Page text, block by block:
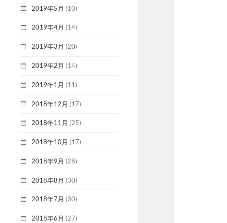
2019年5月 (10)
2019年4月 (14)
2019年3月 (20)
2019年2月 (14)
2019年1月 (11)
2018年12月 (17)
2018年11月 (25)
2018年10月 (17)
2018年9月 (28)
2018年8月 (30)
2018年7月 (30)
2018年6月 (27)